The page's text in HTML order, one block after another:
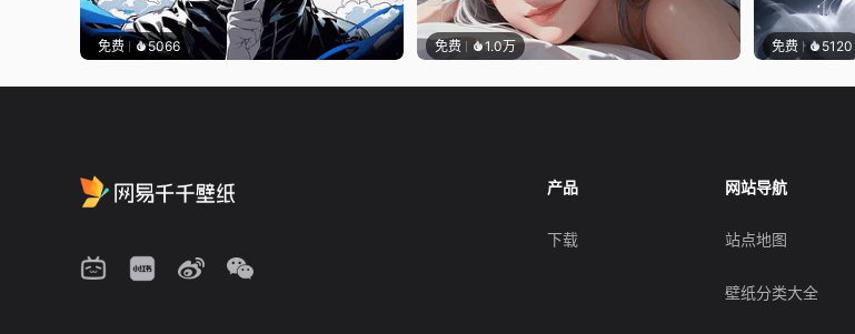
免费 5066 免费 1.0万 免费 5120
产品
下载
网站导航
站点地图
壁纸分类大全